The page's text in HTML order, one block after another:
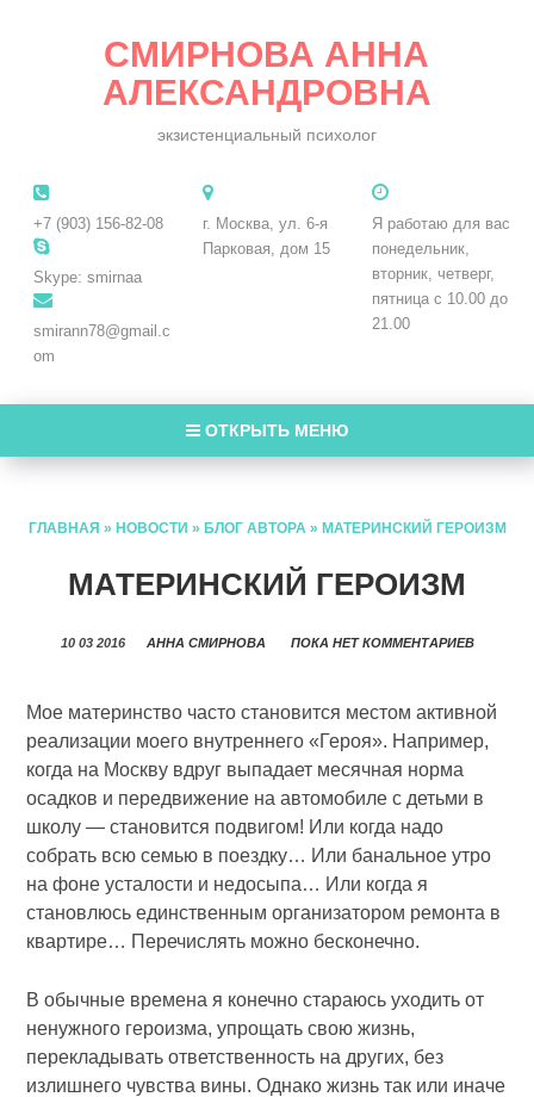
СМИРНОВА АННА
АЛЕКСАНДРОВНА
экзистенциальный психолог
Я работаю для вас
понедельник,
вторник, четверг,
пятница с 10.00 до
21.00
г. Москва, ул. 6-я
Парковая, дом 15
+7 (903) 156-82-08
Skype: smirnaa
smirann78@gmail.c
om
ОТКРЫТЬ МЕНЮ
ГЛАВНАЯ » НОВОСТИ » БЛОГ АВТОРА» МАТЕРИНСКИЙ ГЕРОИЗМ
МАТЕРИНСКИЙ ГЕРОИЗМ
10 03 2016 АННА СМИРНОВА ПОКА НЕТ КОММЕНТАРИЕВ
Мое материнство часто становится местом активной
реализации моего внутреннего «Героя». Например,
когда на Москву вдруг выпадает месячная норма
осадков и передвижение на автомобиле с детьми в
школу — становится подвигом! Или когда надо
собрать всю семью в поездку… Или банальное утро
на фоне усталости и недосыпа… Или когда я
становлюсь единственным организатором ремонта в
квартире… Перечислять можно бесконечно.
В обычные времена я конечно стараюсь уходить от
ненужного героизма, упрощать свою жизнь,
перекладывать ответственность на других, без
излишнего чувства вины. Однако жизнь так или иначе